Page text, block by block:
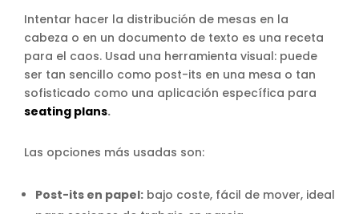
Intentar hacer la distribución de mesas en la
cabeza o en un documento de texto es una receta
para el caos. Usad una herramienta visual: puede
ser tan sencillo como post-its en una mesa o tan
sofisticado como una aplicación específica para
seating plans.
Las opciones más usadas son:
Post-its en papel: bajo coste, fácil de mover, ideal